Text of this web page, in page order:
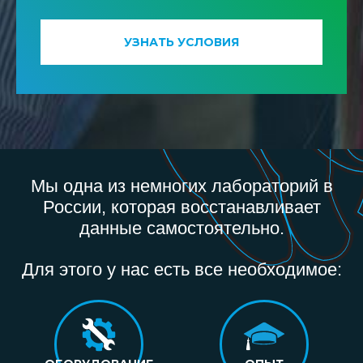
УЗНАТЬ УСЛОВИЯ
Мы одна из немногих лабораторий в
России, которая восстанавливает
данные самостоятельно.
Для этого у нас есть все необходимое: